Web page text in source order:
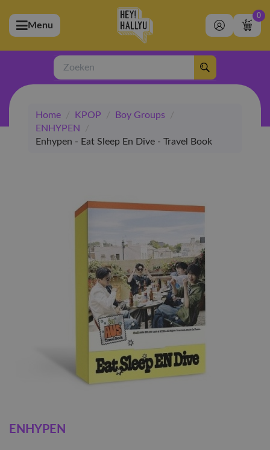
(Artiesten)
(Merchandise)
(Exclusive)
(Winkel)
Menu
0
Zoeken
Home / KPOP / Boy Groups
/
ENHYPEN
/
Enhypen - Eat Sleep En Dive - Travel Book
ENHYPEN